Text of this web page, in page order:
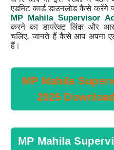
एडमिट कार्ड डाउनलोड कैसे करेंगे
MP Mahila Supervisor
करने का डायरेक्ट लिंक और
चलिए, जानते हैं कैसे आप अपना
हैं।
MP Mahila
2025
MP Mahila